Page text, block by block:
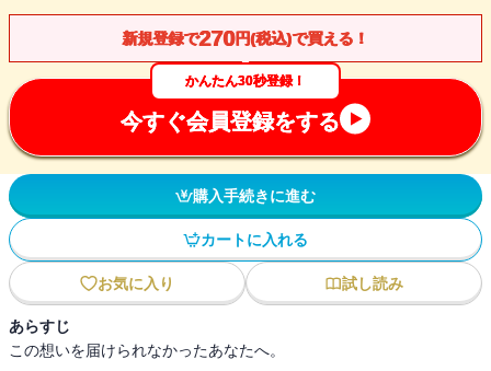
新規登録で270円(税込)で買える！
かんたん30秒登録！
今すぐ会員登録をする
購入手続きに進む
カートに入れる
お気に入り 試し読み
あらすじ
この想いを届けられなかったあなたへ。